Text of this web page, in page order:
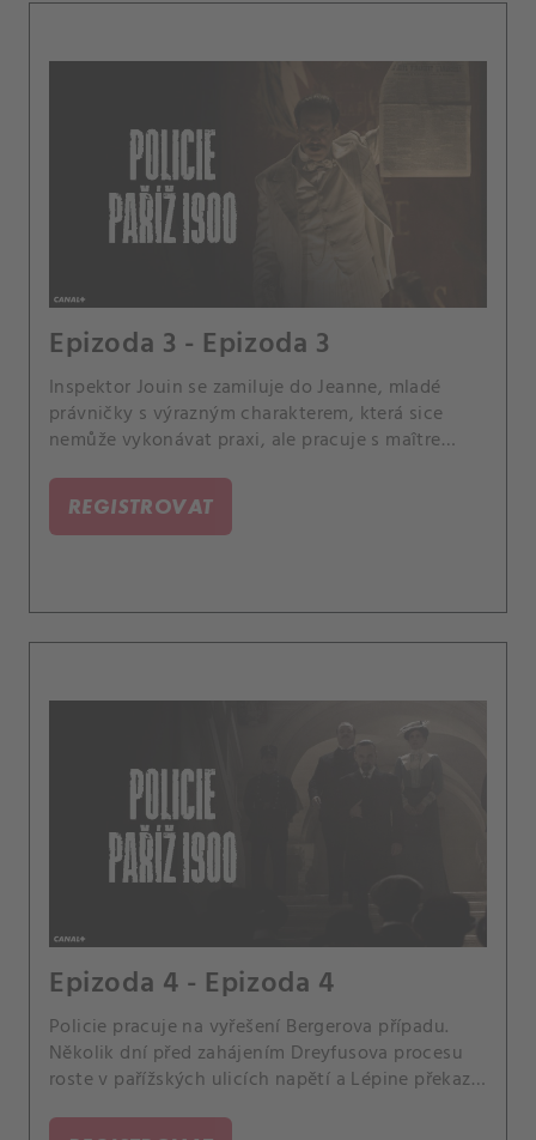
Epizoda 3 - Epizoda 3
Inspektor Jouin se zamiluje do Jeanne, mladé
právničky s výrazným charakterem, která sice
nemůže vykonávat praxi, ale pracuje s maître
rozhodne pomoci s Bergerovým případem.
REGISTROVAT
Epizoda 4 - Epizoda 4
Policie pracuje na vyřešení Bergerova případu.
Několik dní před zahájením Dreyfusova procesu
roste v pařížských ulicích napětí a Lépine překazí